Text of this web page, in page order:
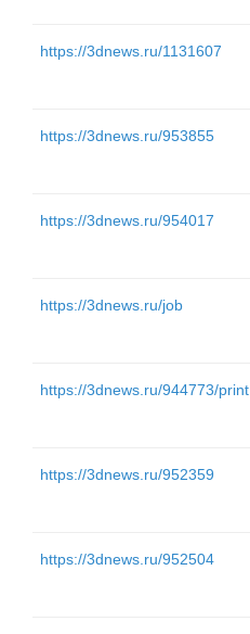
https://3dnews.ru/1131607
https://3dnews.ru/953855
https://3dnews.ru/954017
https://3dnews.ru/job
https://3dnews.ru/944773/print
https://3dnews.ru/952359
https://3dnews.ru/952504